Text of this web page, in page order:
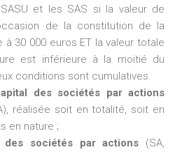
et les SAS si la valeur de
de la constitution de la
30 000 euros ET la valeur totale
est inférieure à la moitié du
conditions sont cumulatives.
des sociétés par actions
réalisée soit en totalité, soit en
en nature ;
sociétés par actions (SA,